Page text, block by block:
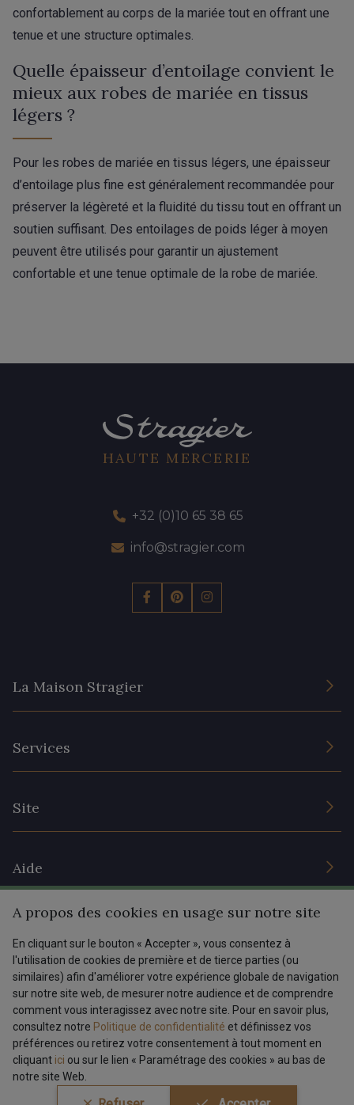
confortablement au corps de la mariée tout en offrant une
tenue et une structure optimales.
Quelle épaisseur d’entoilage convient le
mieux aux robes de mariée en tissus
légers ?
Pour les robes de mariée en tissus légers, une épaisseur
d’entoilage plus fine est généralement recommandée pour
préserver la légèreté et la fluidité du tissu tout en offrant un
soutien suffisant. Des entoilages de poids léger à moyen
peuvent être utilisés pour garantir un ajustement
confortable et une tenue optimale de la robe de mariée.
HAUTE MERCERIE
+32 (0)10 65 38 65
info@stragier.com
La Maison Stragier
Services
Site
Prix réduits
Magazine
Aide
Livraison : France, Belgique, International
Retours & réclamations
FAQ - Questions fréquentes
Modes de paiements
Tous nos tissus
Magazine
FR EN
Dernière modification : 25/02/2025 08:45
Conditions générales de vente Politique de confidentialité
A propos des cookies en usage sur notre site
En cliquant sur le bouton « Accepter », vous consentez à
l'utilisation de cookies de première et de tierce parties (ou
similaires) afin d'améliorer votre expérience globale de navigation
sur notre site web, de mesurer notre audience et de comprendre
comment vous interagissez avec notre site. Pour en savoir plus,
consultez notre Politique de confidentialité et définissez vos
préférences ou retirez votre consentement à tout moment en
cliquant ici ou sur le lien « Paramétrage des cookies » au bas de
notre site Web.